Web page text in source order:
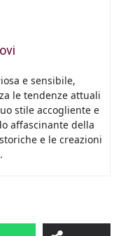
e sensibile,
le tendenze attuali
stile accogliente e
affascinante della
e le creazioni